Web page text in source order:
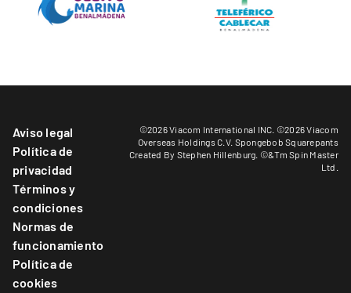
Aviso legal
Política de
privacidad
Términos y
condiciones
Normas de
funcionamiento
Política de
cookies
©2026 Viacom International INC. ©2026 Viacom
Overseas Holdings C.V. Spongebob Squarepants
Created By Stephen Hillenburg. ©&Tm Spin Master
Ltd.